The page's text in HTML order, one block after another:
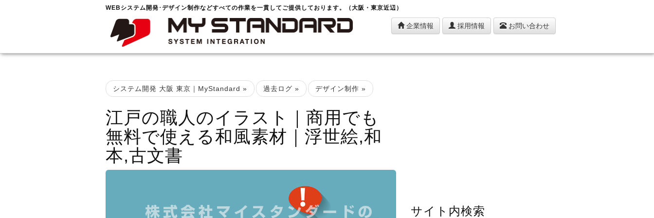
WEBシステム開発･デザイン制作などすべての作業を一貫してご提供しております。（大阪・東京近辺）
企業情報 採用情報 お問い合わせ
システム開発 大阪 東京｜MyStandard » 過去ログ » デザイン制作 »
江戸の職人のイラスト｜商用でも
無料で使える和風素材｜浮世絵,和
本,古文書
サイト内検索